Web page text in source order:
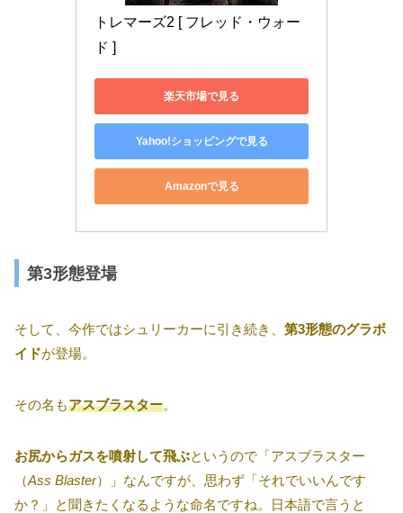
トレマーズ2 [ フレッド・ウォー
ド ]
楽天市場で見る
Yahoo!ショッピングで見る
Amazonで見る
第3形態登場
そして、今作ではシュリーカーに引き続き、 第3形態のグラボ
イドが登場。
その名もアスブラスター。
お尻からガスを噴射して飛ぶというので「アスブラスター
（Ass Blaster）」なんですが、思わず「それでいいんです
か？」と聞きたくなるような命名ですね。日本語で言うと